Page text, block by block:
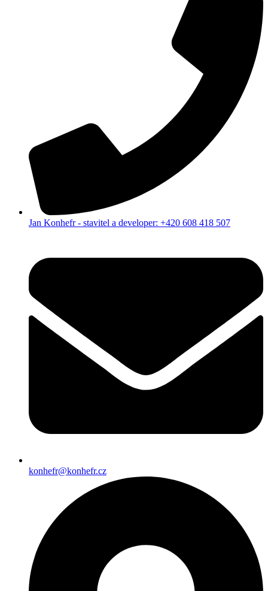
Jan Konhefr - stavitel a developer: +420 608 418 507
konhefr@konhefr.cz